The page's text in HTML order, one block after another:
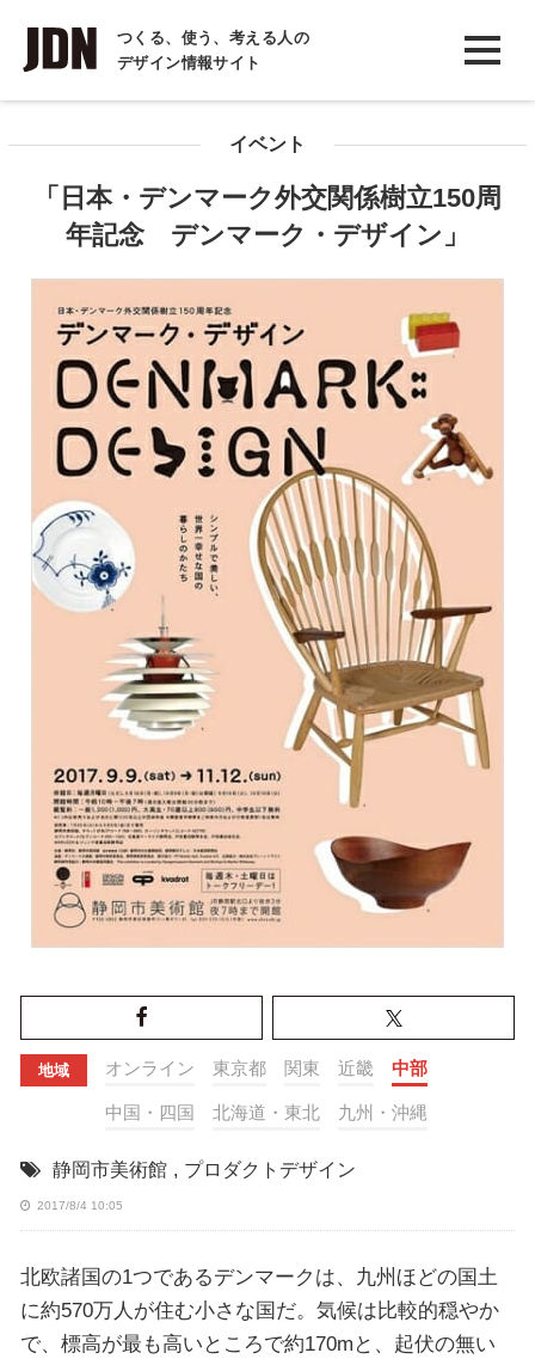
つくる、使う、考える人の
デザイン情報サイト
INTERVIEW
インタビュー
COLUMN
イベント
「日本・デンマーク外交関係樹立150周
年記念 デンマーク・デザイン」
地域 オンライン 東京都 関東 近畿 中部
中国・四国 北海道・東北 九州・沖縄
静岡市美術館 , プロダクトデザイン
2017/8/4 10:05
北欧諸国の1つであるデンマークは、九州ほどの国土
に約570万人が住む小さな国だ。気候は比較的穏やか
で、標高が最も高いところで約170mと、起伏の無い